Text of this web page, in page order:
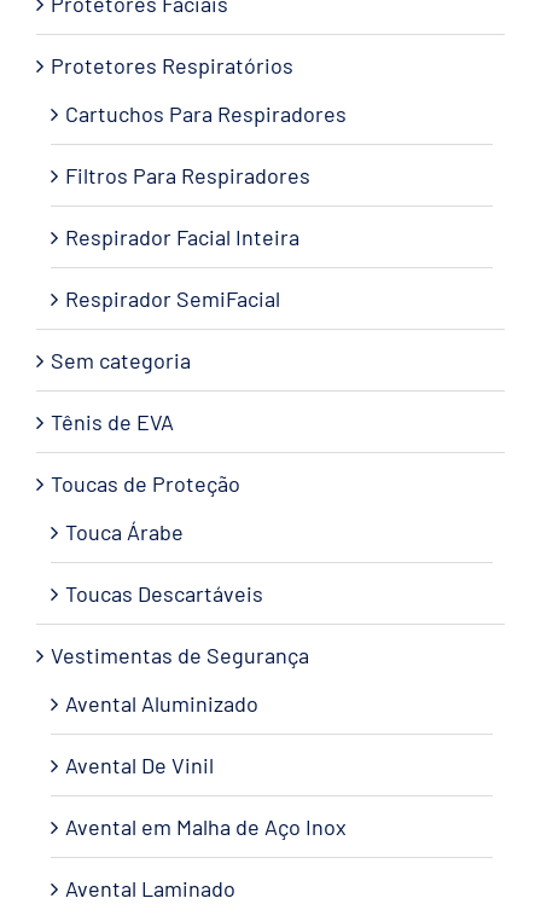
Protetores Respiratórios
Cartuchos Para Respiradores
Filtros Para Respiradores
Respirador Facial Inteira
Respirador SemiFacial
Sem categoria
Tênis de EVA
Toucas de Proteção
Touca Árabe
Toucas Descartáveis
Vestimentas de Segurança
Avental Aluminizado
Avental De Vinil
Avental em Malha de Aço Inox
Avental Laminado